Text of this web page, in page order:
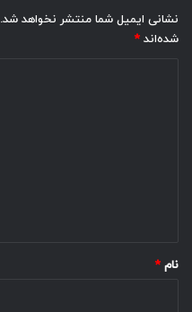
نشانی ایمیل شما منتشر نخواهد شد.
شده‌اند *
نام *